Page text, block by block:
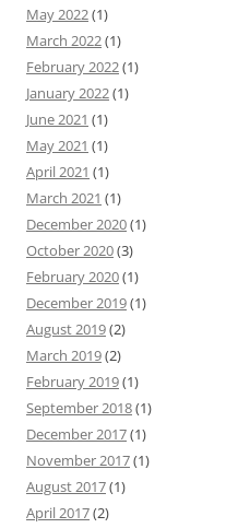
May 2022(1)
March 2022(1)
February 2022(1)
January 2022(1)
June 2021 (1)
May 2021 (1)
April 2021 (1)
March 2021 (1)
December 2020(1)
October 2020(3)
February 2020(1)
December 2019(1)
August 2019(2)
March 2019(2)
February 2019(1)
September 2018(1)
December 2017(1)
November 2017(1)
August 2017(1)
April 2017(2)